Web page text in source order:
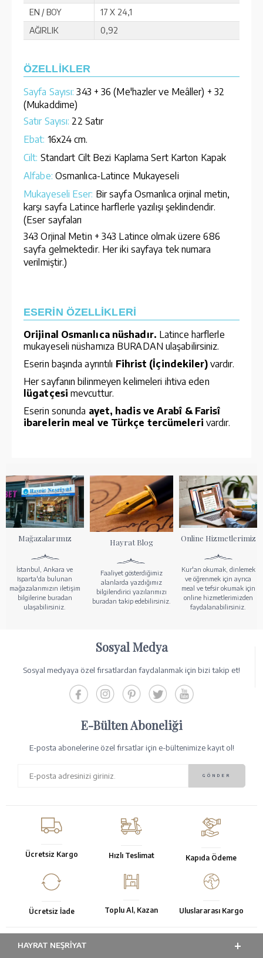
EN / BOY
17 X 24,1
AĞIRLIK
0,92
ÖZELLİKLER
Sayfa Sayısı: 343 + 36 (Me'hazler ve Meâller) + 32
(Mukaddime)
Satır Sayısı: 22 Satır
Ebat: 16x24 cm.
Cilt: Standart Cilt Bezi Kaplama Sert Karton Kapak
Alfabe: Osmanlıca-Latince Mukayeseli
Mukayeseli Eser: Bir sayfa Osmanlıca orjinal metin,
karşı sayfa Latince harflerle yazılışı şeklindendir.
(Eser sayfaları
343 Orjinal Metin + 343 Latince olmak üzere 686
sayfa gelmektedir. Her iki sayfaya tek numara
verilmiştir.)
ESERİN ÖZELLİKLERİ
Orijinal Osmanlıca nüshadır. Latince harflerle
mukayeseli nüshamıza BURADAN ulaşabilirsiniz.
Eserin başında ayrıntılı Fihrist (İçindekiler) vardır.
Her sayfanın bilinmeyen kelimeleri ihtiva eden
lügatçesi mevcuttur.
Eserin sonunda ayet, hadis ve Arabî & Farisî
ibarelerin meal ve Türkçe tercümeleri vardır.
Mağazalarımız
İstanbul, Ankara ve
Isparta'da bulunan
mağazalarımızın iletişim
bilgilerine buradan
ulaşabilirsiniz.
Hayrat Blog
Faaliyet gösterdiğimiz
alanlarda yazdığımız
bilgilendirici yazılarımızı
buradan takip edebilirsiniz.
Online Hizmetlerimiz
Kur'an okumak, dinlemek
ve öğrenmek için ayrıca
meal ve tefsir okumak için
online hizmetlerimizden
faydalanabilirsiniz.
Sosyal Medya
Sosyal medyaya özel fırsatlardan faydalanmak için bizi takip et!
E-Bülten Aboneliği
E-posta abonelerine özel fırsatlar için e-bültenimize kayıt ol!
Ücretsiz Kargo Hızlı Teslimat Kapıda Ödeme
Ücretsiz İade Toplu Al, Kazan Uluslararası Kargo
HAYRAT NEŞRIYAT